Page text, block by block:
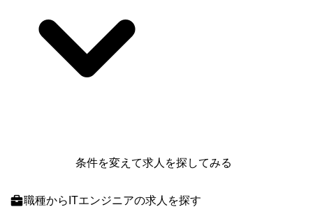
条件を変えて求人を探してみる
職種からITエンジニアの求人を探す